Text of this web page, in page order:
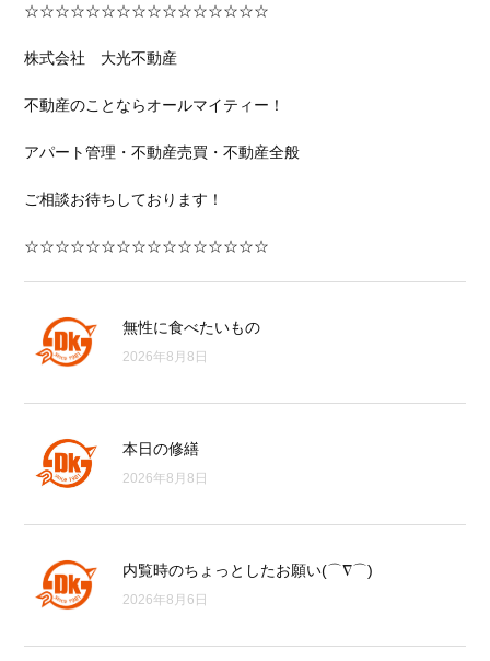
☆☆☆☆☆☆☆☆☆☆☆☆☆☆☆☆
株式会社 大光不動産
不動産のことならオールマイティー！
アパート管理・不動産売買・不動産全般
ご相談お待ちしております！
☆☆☆☆☆☆☆☆☆☆☆☆☆☆☆☆
無性に食べたいもの
2026年8月8日
本日の修繕
2026年8月8日
内覧時のちょっとしたお願い(⌒∇⌒)
2026年8月6日